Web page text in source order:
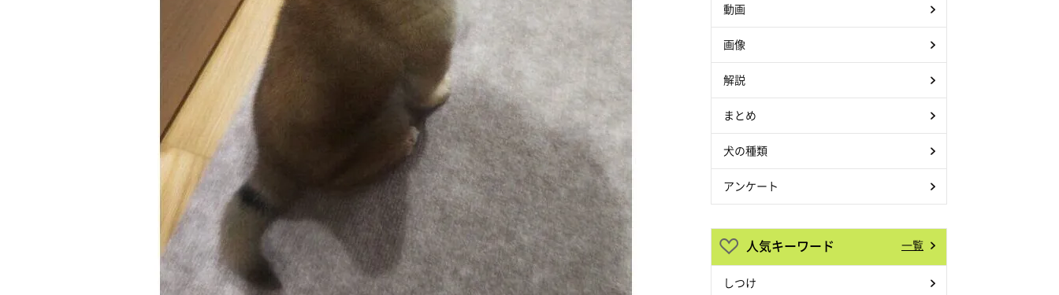
動画
画像
解説
まとめ
犬の種類
アンケート
人気キーワード 一覧
しつけ